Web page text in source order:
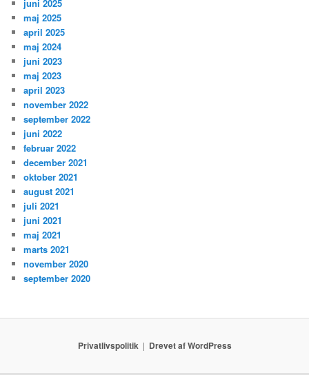
juni 2025
maj 2025
april 2025
maj 2024
juni 2023
maj 2023
april 2023
november 2022
september 2022
juni 2022
februar 2022
december 2021
oktober 2021
august 2021
juli 2021
juni 2021
maj 2021
marts 2021
november 2020
september 2020
Privatlivspolitik Drevet af WordPress